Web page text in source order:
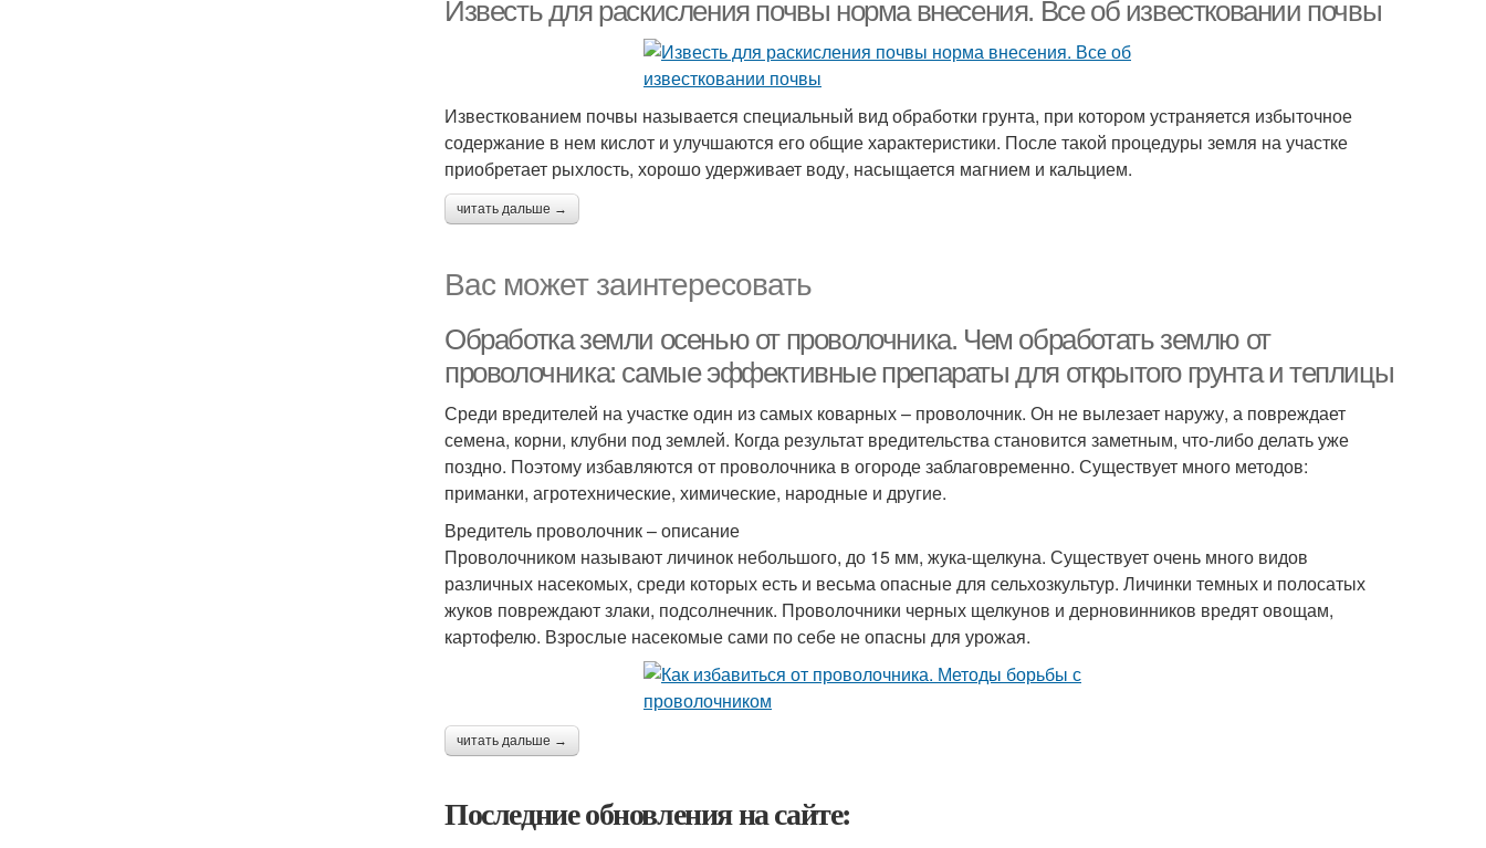
Известь для раскисления почвы норма внесения. Все об известковании почвы
Известкованием почвы называется специальный вид обработки грунта, при котором устраняется избыточное
содержание в нем кислот и улучшаются его общие характеристики. После такой процедуры земля на участке
приобретает рыхлость, хорошо удерживает воду, насыщается магнием и кальцием.
читать дальше →
Вас может заинтересовать
Обработка земли осенью от проволочника. Чем обработать землю от
проволочника: самые эффективные препараты для открытого грунта и теплицы
Среди вредителей на участке один из самых коварных – проволочник. Он не вылезает наружу, а повреждает
семена, корни, клубни под землей. Когда результат вредительства становится заметным, что-либо делать уже
поздно. Поэтому избавляются от проволочника в огороде заблаговременно. Существует много методов:
приманки, агротехнические, химические, народные и другие.
Вредитель проволочник – описание
Проволочником называют личинок небольшого, до 15 мм, жука-щелкуна. Существует очень много видов
различных насекомых, среди которых есть и весьма опасные для сельхозкультур. Личинки темных и полосатых
жуков повреждают злаки, подсолнечник. Проволочники черных щелкунов и дерновинников вредят овощам,
картофелю. Взрослые насекомые сами по себе не опасны для урожая.
читать дальше →
Последние обновления на сайте: